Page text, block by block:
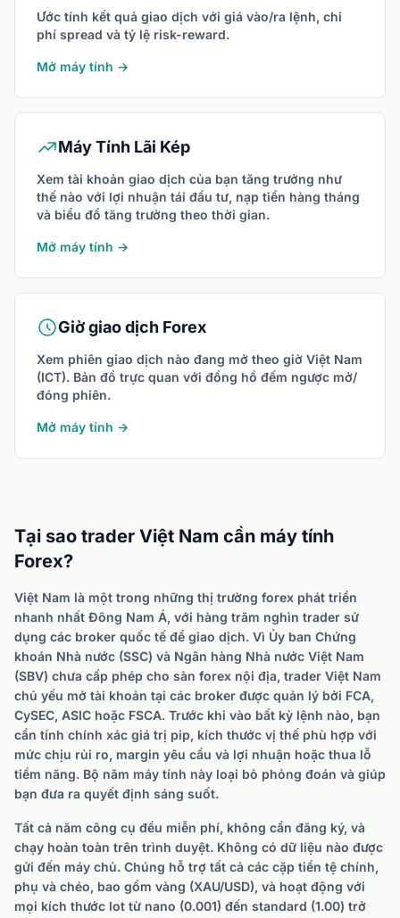
Ước tính kết quả giao dịch với giá vào/ra lệnh, chi
phí spread và tỷ lệ risk-reward.
Mở máy tính →
Máy Tính Lãi Kép
Xem tài khoản giao dịch của bạn tăng trưởng như
thế nào với lợi nhuận tái đầu tư, nạp tiền hàng tháng
và biểu đồ tăng trưởng theo thời gian.
Mở máy tính →
Giờ giao dịch Forex
Xem phiên giao dịch nào đang mở theo giờ Việt Nam
(ICT). Bản đồ trực quan với đồng hồ đếm ngược mở/
đóng phiên.
Mở máy tính →
Tại sao trader Việt Nam cần máy tính
Forex?
Việt Nam là một trong những thị trường forex phát triển
nhanh nhất Đông Nam Á, với hàng trăm nghìn trader sử
dụng các broker quốc tế để giao dịch. Vì Ủy ban Chứng
khoán Nhà nước (SSC) và Ngân hàng Nhà nước Việt Nam
(SBV) chưa cấp phép cho sàn forex nội địa, trader Việt Nam
chủ yếu mở tài khoản tại các broker được quản lý bởi FCA,
CySEC, ASIC hoặc FSCA. Trước khi vào bất kỳ lệnh nào, bạn
cần tính chính xác giá trị pip, kích thước vị thế phù hợp với
mức chịu rủi ro, margin yêu cầu và lợi nhuận hoặc thua lỗ
tiềm năng. Bộ năm máy tính này loại bỏ phỏng đoán và giúp
bạn đưa ra quyết định sáng suốt.
Tất cả năm công cụ đều miễn phí, không cần đăng ký, và
chạy hoàn toàn trên trình duyệt. Không có dữ liệu nào được
gửi đến máy chủ. Chúng hỗ trợ tất cả các cặp tiền tệ chính,
phụ và chéo, bao gồm vàng (XAU/USD), và hoạt động với
mọi kích thước lot từ nano (0.001) đến standard (1.00) trở